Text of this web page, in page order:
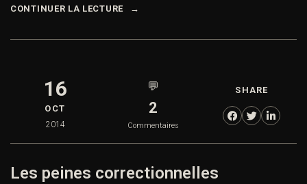
CONTINUER LA LECTURE
16
OCT
2014
💬
2
Commentaires
SHARE
Les peines correctionnelles